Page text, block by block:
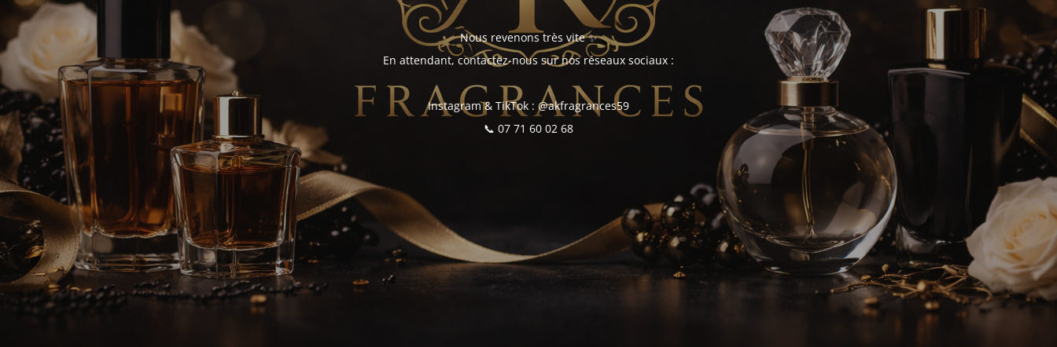
Nous revenons très vite ✨
En attendant, contactez-nous sur nos réseaux sociaux :
Instagram & TikTok : @akfragrances59
📞 07 71 60 02 68